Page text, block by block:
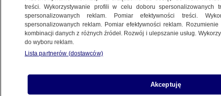
Oprac.Ewa Żebrowska
12.05.2026, 11:43
Posłuchaj artykułu
Czyta lektor AI
treści. Wykorzystywanie profili w celu doboru spersonalizowanych
spersonalizowanych reklam. Pomiar efektywności treści.
spersonalizowanych reklam. Pomiar efektywności reklam.
kombinacji danych z różnych źródeł. Rozwój i ulepszanie usług.
do wyboru reklam.
Lista partnerów (dostawców)
Akceptuję